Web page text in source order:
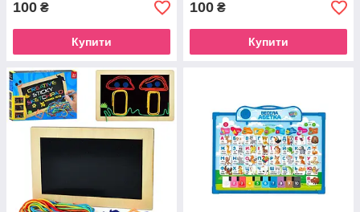
100 ₴
Купити
100 ₴
Купити